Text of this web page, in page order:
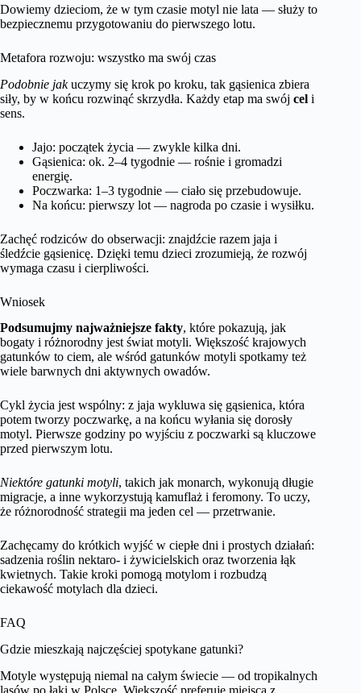
Dowiemy dzieciom, że w tym czasie motyl nie lata — służy to
bezpiecznemu przygotowaniu do pierwszego lotu.
Metafora rozwoju: wszystko ma swój czas
Podobnie jakuczymy się krok po kroku, tak gąsienica zbiera
siły, by w końcu rozwinąć skrzydła. Każdy etap ma swój cel i
sens.
Jajo: początek życia — zwykle kilka dni.
Gąsienica: ok. 2–4 tygodnie — rośnie i gromadzi
energię.
Poczwarka: 1–3 tygodnie — ciało się przebudowuje.
Na końcu: pierwszy lot — nagroda po czasie i wysiłku.
Zachęć rodziców do obserwacji: znajdźcie razem jaja i
śledźcie gąsienicę. Dzięki temu dzieci zrozumieją, że rozwój
wymaga czasu i cierpliwości.
Wniosek
Podsumujmy najważniejsze fakty, które pokazują, jak
bogaty i różnorodny jest świat motyli. Większość krajowych
gatunków to ciem, ale wśród gatunków motyli spotkamy też
wiele barwnych dni aktywnych owadów.
Cykl życia jest wspólny: z jaja wykluwa się gąsienica, która
potem tworzy poczwarkę, a na końcu wyłania się dorosły
motyl. Pierwsze godziny po wyjściu z poczwarki są kluczowe
przed pierwszym lotu.
Niektóre gatunki motyli, takich jak monarch, wykonują długie
migracje, a inne wykorzystują kamuflaż i feromony. To uczy,
że różnorodność strategii ma jeden cel — przetrwanie.
Zachęcamy do krótkich wyjść w ciepłe dni i prostych działań:
sadzenia roślin nektaro- i żywicielskich oraz tworzenia łąk
kwietnych. Takie kroki pomogą motylom i rozbudzą
ciekawość motylach dla dzieci.
FAQ
Gdzie mieszkają najczęściej spotykane gatunki?
Motyle występują niemal na całym świecie — od tropikalnych
lasów po łąki w Polsce. Większość preferuje miejsca z